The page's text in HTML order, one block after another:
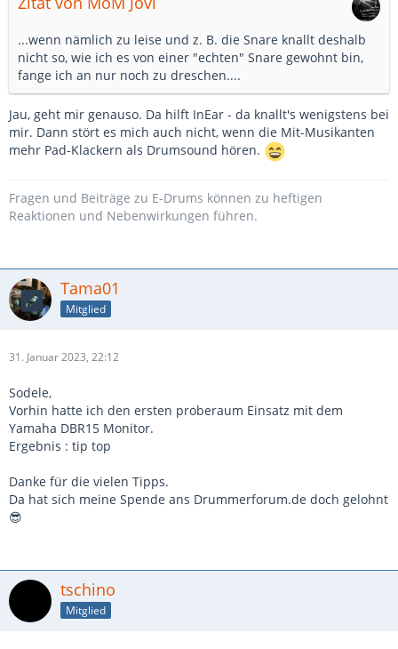
...wenn nämlich zu leise und z. B. die Snare knallt deshalb
nicht so, wie ich es von einer "echten" Snare gewohnt bin,
fange ich an nur noch zu dreschen....
Jau, geht mir genauso. Da hilft InEar - da knallt's wenigstens bei
mir. Dann stört es mich auch nicht, wenn die Mit-Musikanten
mehr Pad-Klackern als Drumsound hören.
Fragen und Beiträge zu E-Drums können zu heftigen
Reaktionen und Nebenwirkungen führen.
Tama01
Mitglied
31. Januar 2023, 22:12
Sodele,
Vorhin hatte ich den ersten proberaum Einsatz mit dem
Yamaha DBR15 Monitor.
Ergebnis : tip top
Danke für die vielen Tipps.
Da hat sich meine Spende ans Drummerforum.de doch gelohnt
😎
tschino
Mitglied